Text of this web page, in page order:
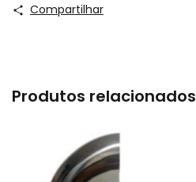
Compartilhar
Produtos relacionados